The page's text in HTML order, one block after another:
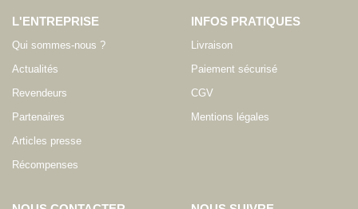
L'ENTREPRISE
Qui sommes-nous ?
Actualités
Revendeurs
Partenaires
Articles presse
Récompenses
INFOS PRATIQUES
Livraison
Paiement sécurisé
CGV
Mentions légales